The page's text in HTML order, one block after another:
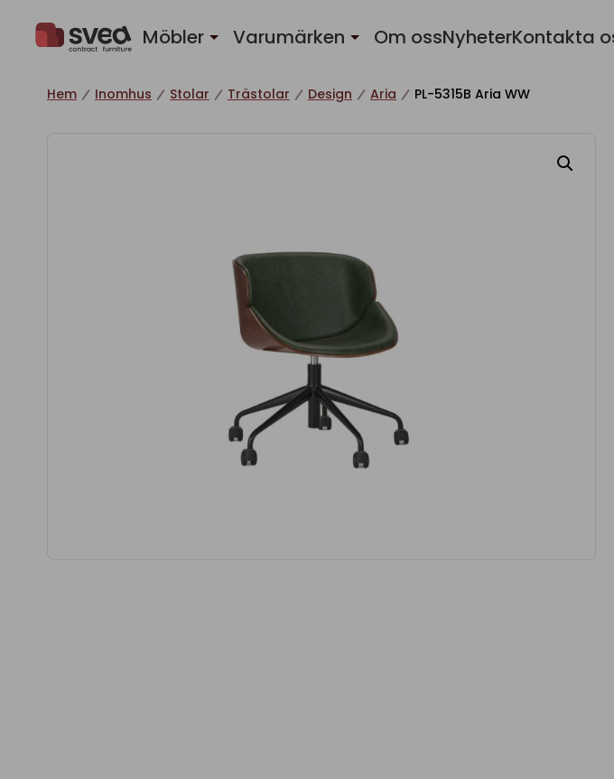
Möbler Varumärken Om ossNyheterKontakta
Hem Inomhus Stolar Trästolar Design Aria PL-5315B Aria WW